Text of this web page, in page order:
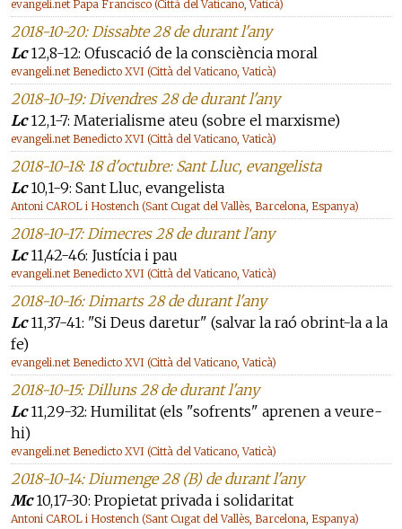
evangeli.net Papa Francisco (Città del Vaticano, Vaticà)
2018-10-20: Dissabte 28 de durant l'any
Lc12,8-12: Ofuscació de la consciència moral
evangeli.net Benedicto XVI (Città del Vaticano, Vaticà)
2018-10-19: Divendres 28 de durant l'any
Lc12,1-7: Materialisme ateu (sobre el marxisme)
evangeli.net Benedicto XVI (Città del Vaticano, Vaticà)
2018-10-18: 18 d'octubre: Sant Lluc, evangelista
Lc10,1-9: Sant Lluc, evangelista
Antoni CAROL i Hostench (Sant Cugat del Vallès, Barcelona, Espanya)
2018-10-17: Dimecres 28 de durant l'any
Lc11,42-46: Justícia i pau
evangeli.net Benedicto XVI (Città del Vaticano, Vaticà)
2018-10-16: Dimarts 28 de durant l'any
Lc11,37-41: "Si Deus daretur" (salvar la raó obrint-la a la
fe)
evangeli.net Benedicto XVI (Città del Vaticano, Vaticà)
2018-10-15: Dilluns 28 de durant l'any
Lc11,29-32: Humilitat (els "sofrents" aprenen a veure-
hi)
evangeli.net Benedicto XVI (Città del Vaticano, Vaticà)
2018-10-14: Diumenge 28 (B) de durant l'any
Mc10,17-30: Propietat privada i solidaritat
Antoni CAROL i Hostench (Sant Cugat del Vallès, Barcelona, Espanya)